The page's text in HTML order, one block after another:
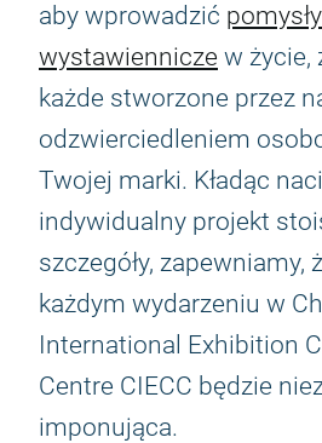
aby wprowadzić
wystawiennicze w życie,
każde stworzone przez
odzwierciedleniem
Twojej marki. Kładąc
indywidualny projekt
szczegóły, zapewniamy,
każdym wydarzeniu w
International Exhibition
Centre CIECC będzie
imponująca.